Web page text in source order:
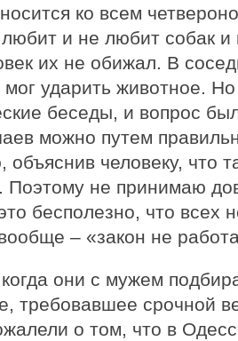
ко всем
и не любит собак
их не обижал. В
ударить животное.
беседы, и вопрос
можно путем
человеку, что
Поэтому не принимаю
бесполезно, что всех
– «закон не
они с мужем
требовавшее срочной
о том, что в